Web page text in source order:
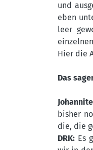
und
eben
leer
Hier die
Das
bisher
die, die
DRK: Es